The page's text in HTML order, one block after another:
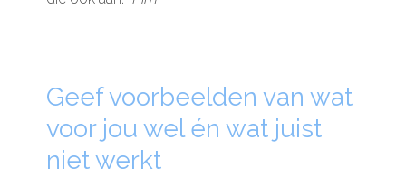
Geef voorbeelden van wat
voor jou wel én wat juist
niet werkt